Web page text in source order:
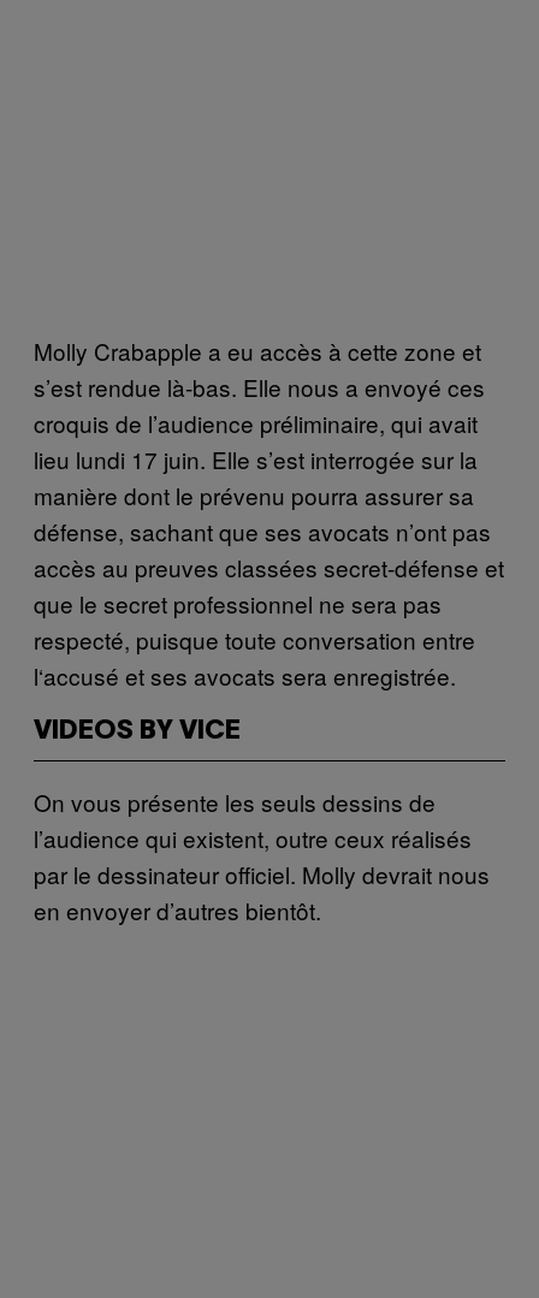
Molly Crabapple a eu accès à cette zone et
s’est rendue là-bas. Elle nous a envoyé ces
croquis de l’audience préliminaire, qui avait
lieu lundi 17 juin. Elle s’est interrogée sur la
manière dont le prévenu pourra assurer sa
défense, sachant que ses avocats n’ont pas
accès au preuves classées secret-défense et
que le secret professionnel ne sera pas
respecté, puisque toute conversation entre
l‘accusé et ses avocats sera enregistrée.
VIDEOS BY VICE
On vous présente les seuls dessins de
l’audience qui existent, outre ceux réalisés
par le dessinateur officiel. Molly devrait nous
en envoyer d’autres bientôt.